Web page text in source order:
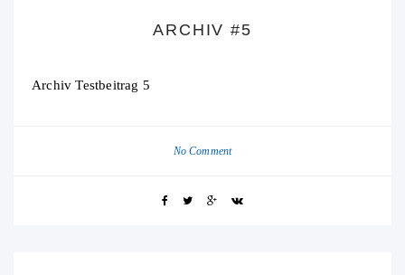
ARCHIV #5
Archiv Testbeitrag 5
No Comment